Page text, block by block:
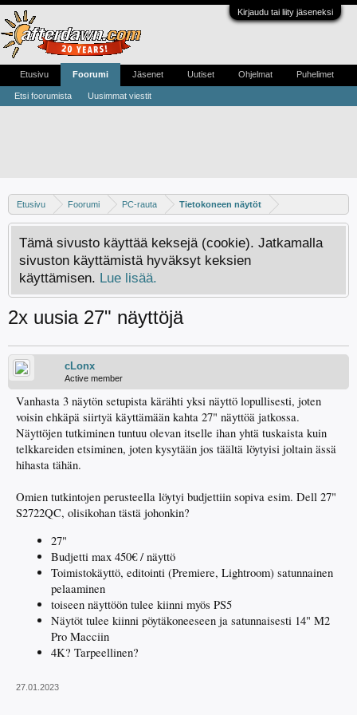
Kirjaudu tai liity jäseneksi
Etusivu Foorumi PC-rauta Tietokoneen näytöt
Tämä sivusto käyttää keksejä (cookie). Jatkamalla
sivuston käyttämistä hyväksyt keksien
käyttämisen. Lue lisää.
2x uusia 27" näyttöjä
cLonx
Active member
Vanhasta 3 näytön setupista kärähti yksi näyttö lopullisesti, joten
voisin ehkäpä siirtyä käyttämään kahta 27" näyttöä jatkossa.
Näyttöjen tutkiminen tuntuu olevan itselle ihan yhtä tuskaista kuin
telkkareiden etsiminen, joten kysytään jos täältä löytyisi joltain ässä
hihasta tähän.
Omien tutkintojen perusteella löytyi budjettiin sopiva esim. Dell 27"
S2722QC, olisikohan tästä johonkin?
27"
Budjetti max 450€ / näyttö
Toimistokäyttö, editointi (Premiere, Lightroom) satunnainen
pelaaminen
toiseen näyttöön tulee kiinni myös PS5
Näytöt tulee kiinni pöytäkoneeseen ja satunnaisesti 14" M2
Pro Macciin
4K? Tarpeellinen?
27.01.2023
Etusivu Foorumi
Etsi foorumista Uusimmat viestit
Jäsenet Uutiset Ohjelmat Puhelimet